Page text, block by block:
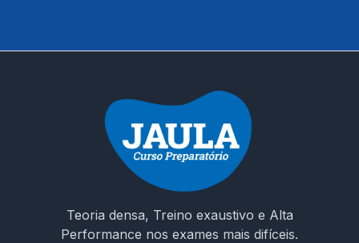
Teoria densa, Treino exaustivo e Alta
Performance nos exames mais difíceis.